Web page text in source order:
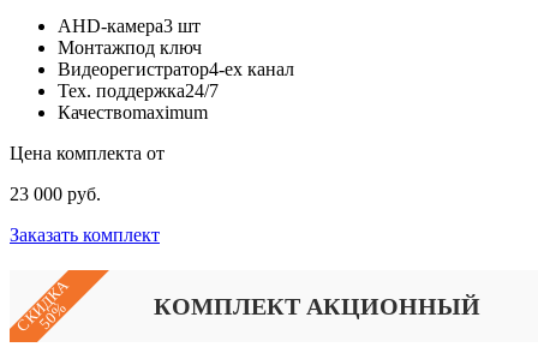
AHD-камера3 шт
Монтажпод ключ
Видеорегистратор4-ех канал
Тех. поддержка24/7
Качествоmaximum
Цена комплекта от
23 000 руб.
Заказать комплект
СКИДКА
50% КОМПЛЕКТ АКЦИОННЫЙ